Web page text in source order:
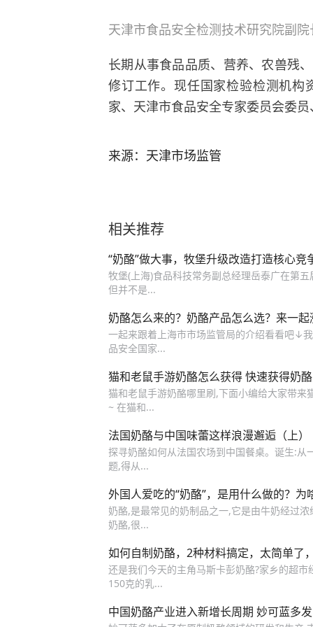
天津市食品安全检测技术研究院副
长期从事食品品质、营养、农兽残
修订工作。现任国家检验检测机构
家、天津市食品安全专家委员会委
来源：天津市场监管
相关推荐
“奶酪”做大事，牧堡升级改造打造核心竞
牧堡(上海)食品科技常务副总经理岳泰广在第
但并不是...
奶酪怎么来的？奶酪产品怎么选？来一
一起来跟着上海市市场监管局的介绍看看吧↓
品安全国家...
猫和老鼠手游奶酪怎么获得 快速获得奶
猫和老鼠手游奶酪哪里刷,下面小编给大家带
~ 在猫和...
法国奶酪与中国味蕾这样浪漫邂逅（上）
探寻奶酪如何从法国农场到中国餐桌。诞生:
题,得从...
外国人爱吃的“奶酪”，是用什么做的？
奶酪,是最常见的奶制品之一,它是由牛奶经过
奶酪,很...
如何自制奶酪，2种材料搞定，太简单了
还是我们今天的主角马斯卡彭奶酪?家乡的超
150克的乳...
中国奶酪产业进入新增长周期 妙可蓝多